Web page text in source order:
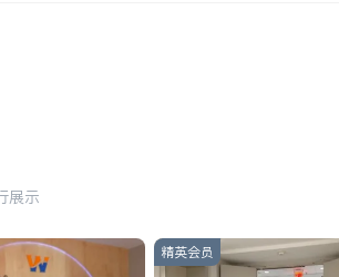
展示
精英会员